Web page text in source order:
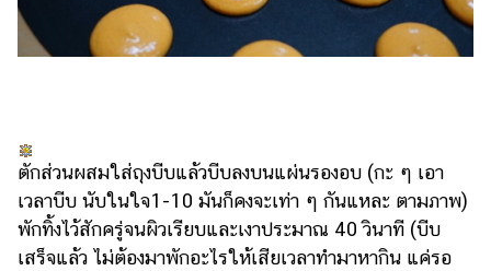
ตักส่วนผสมใส่ถุงบีบแล้วบีบลงบนแผ่นรองอบ (กะ ๆ เอา
เวลาบีบ นับในใจ1-10 มันก็คงจะเท่า ๆ กันแหละ ตามภาพ)
พักทิ้งไว้สักครู่จนผิวเรียบและเงาประมาณ 40 วินาที (บีบ
เสร็จแล้ว ไม่ต้องมาพักอะไรให้เสียเวลาทำมาหากิน แค่รอ